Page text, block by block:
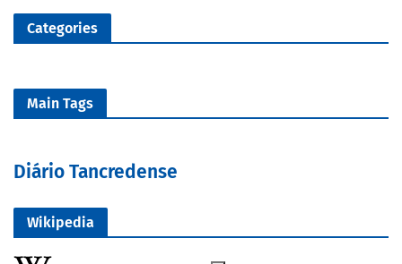
Categories
Main Tags
Diário Tancredense
Wikipedia